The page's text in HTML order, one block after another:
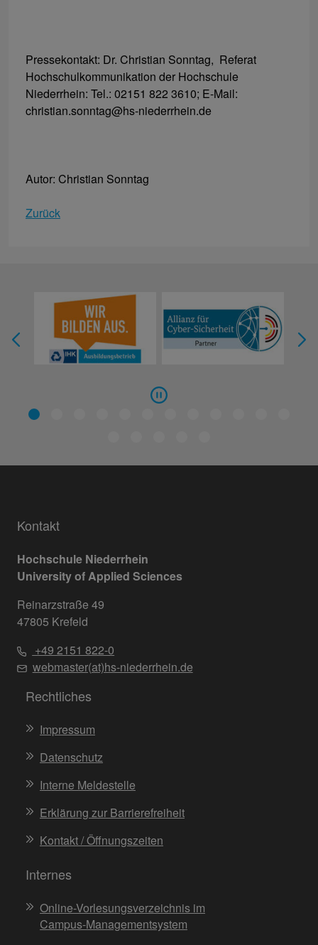
Pressekontakt: Dr. Christian Sonntag, Referat
Hochschulkommunikation der Hochschule
Niederrhein: Tel.: 02151 822 3610; E-Mail:
christian.sonntag@hs-niederrhein.de
Autor: Christian Sonntag
Zurück
Kontakt
Hochschule Niederrhein
University of Applied Sciences
Reinarzstraße 49
47805 Krefeld
+49 2151 822-0
webmaster(at)hs-niederrhein.de
Rechtliches
Impressum
Datenschutz
Interne Meldestelle
Erklärung zur Barrierefreiheit
Kontakt / Öffnungszeiten
Internes
Online-Vorlesungsverzeichnis im
Campus-Managementsystem